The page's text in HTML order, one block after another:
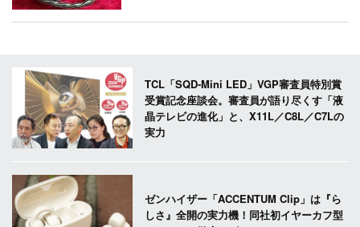
TCL「SQD-Mini LED」VGP審査員特別賞
受賞記念座談会。審査員が語り尽くす「液
晶テレビの進化」と、X11L／C8L／C7Lの
実力
ゼンハイザー「ACCENTUM Clip」は『ら
しさ』全開の実力機！同社初イヤーカフ型